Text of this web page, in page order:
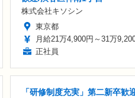
株式会社キソシン
東京都
月給21万4,900円～31万
正社員
「研修制度充実」第二新卒歓